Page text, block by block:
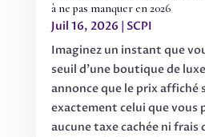
à ne pas manquer en 2026
Juil 16, 2026 | SCPI
Imaginez un instant que
seuil d'une boutique de
annonce que le prix
exactement celui que vous
aucune taxe cachée ni frais